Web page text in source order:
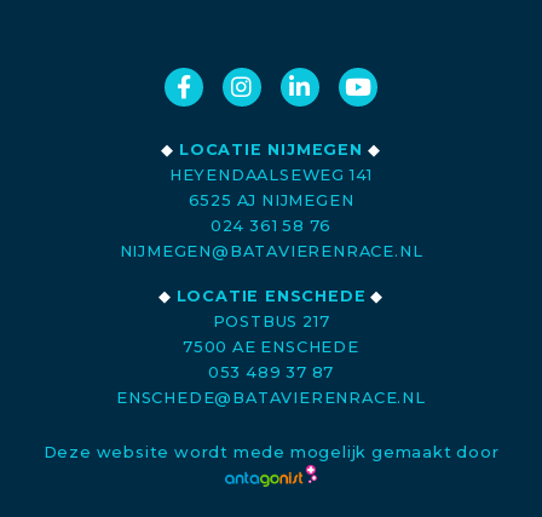
◆ LOCATIE NIJMEGEN ◆
HEYENDAALSEWEG 141
6525 AJ NIJMEGEN
024 361 58 76
NIJMEGEN@BATAVIERENRACE.NL
◆ LOCATIE ENSCHEDE ◆
POSTBUS 217
7500 AE ENSCHEDE
053 489 37 87
ENSCHEDE@BATAVIERENRACE.NL
Deze website wordt mede mogelijk gemaakt door